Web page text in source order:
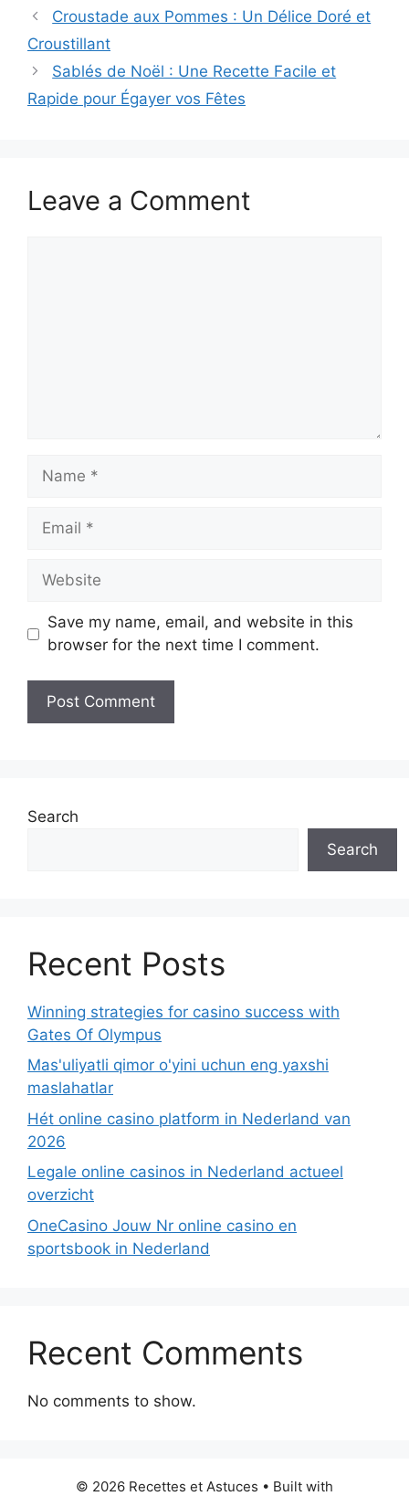
Croustade aux Pommes : Un Délice Doré et
Croustillant
Sablés de Noël : Une Recette Facile et
Rapide pour Égayer vos Fêtes
Leave a Comment
Name
Email
Website
Save my name, email, and website in this
browser for the next time I comment.
Search
Search
Recent Posts
Winning strategies for casino success with
Gates Of Olympus
Mas'uliyatli qimor o'yini uchun eng yaxshi
maslahatlar
Hét online casino platform in Nederland van
2026
Legale online casinos in Nederland actueel
overzicht
OneCasino Jouw Nr online casino en
sportsbook in Nederland
Recent Comments
No comments to show.
© 2026 Recettes et Astuces • Built with